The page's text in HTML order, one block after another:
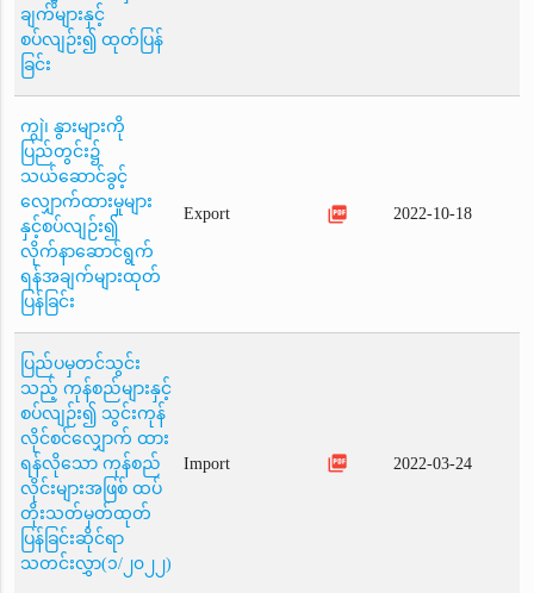
ချက်များနှင့်
စပ်လျဉ်း၍ ထုတ်ပြန်
ခြင်း
ကျွဲ၊ နွားများကို
ပြည်တွင်း၌
သယ်ဆောင်ခွင့်
လျှောက်ထားမှုများ
နှင့်စပ်လျဉ်း၍
လိုက်နာဆောင်ရွက်
ရန်အချက်များထုတ်
ပြန်ခြင်း
Export picture_as_pdf 2022-10-18
ပြည်ပမှတင်သွင်း
သည့် ကုန်စည်များနှင့်
စပ်လျဉ်း၍ သွင်းကုန်
လိုင်စင်လျှောက် ထား
ရန်လိုသော ကုန်စည်
လိုင်းများအဖြစ် ထပ်
တိုးသတ်မှတ်ထုတ်
ပြန်ခြင်းဆိုင်ရာ
သတင်းလွှာ(၁/၂၀၂၂)
Import picture_as_pdf 2022-03-24